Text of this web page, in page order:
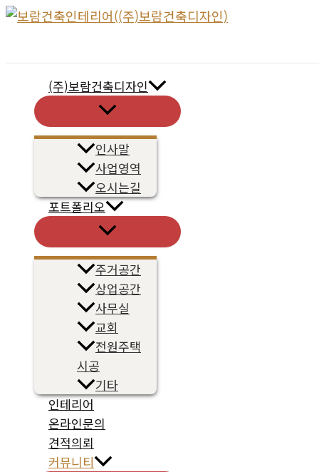
콘
(주)보람건축디자인
메
뉴
토
글
인사말
사업영역
오시는길
포트폴리오
메
뉴
토
글
주거공간
상업공간
사무실
교회
전원주택
시공
기타
인테리어
온라인문의
견적의뢰
커뮤니티